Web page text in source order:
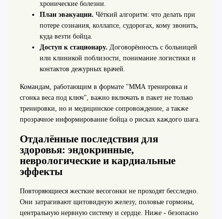
хронические болезни.
План эвакуации. Чёткий алгоритм: что делать при
потере сознания, коллапсе, судорогах, кому звонить,
куда везти бойца.
Доступ к стационару. Договорённость с больницей
или клиникой поблизости, понимание логистики и
контактов дежурных врачей.
Командам, работающим в формате "ММА тренировка и
сгонка веса под ключ", важно включать в пакет не только
тренировки, но и медицинское сопровождение, а также
прозрачное информирование бойца о рисках каждого шага.
Отдалённые последствия для
здоровья: эндокринные,
неврологические и кардиальные
эффекты
Повторяющиеся жесткие весогонки не проходят бесследно.
Они затрагивают щитовидную железу, половые гормоны,
центральную нервную систему и сердце. Ниже - безопасно